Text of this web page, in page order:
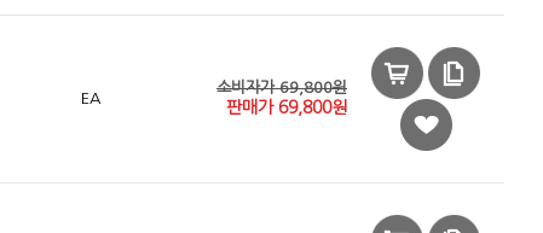
EA
소비자가 69,800원
판매가 69,800원